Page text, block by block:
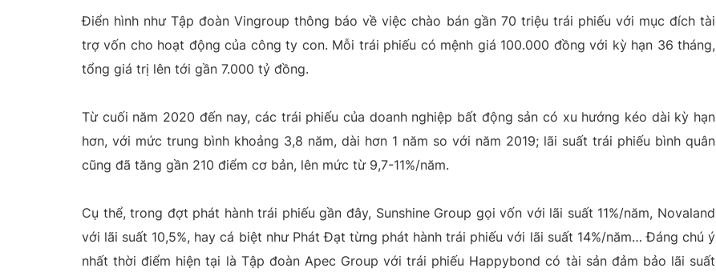
Điển hình như Tập đoàn Vingroup thông báo về việc chào bán gần 70 triệu trái phiếu với mục đích tài
trợ vốn cho hoạt động của công ty con. Mỗi trái phiếu có mệnh giá 100.000 đồng với kỳ hạn 36 tháng,
tổng giá trị lên tới gần 7.000 tỷ đồng.
Từ cuối năm 2020 đến nay, các trái phiếu của doanh nghiệp bất động sản có xu hướng kéo dài kỳ hạn
hơn, với mức trung bình khoảng 3,8 năm, dài hơn 1 năm so với năm 2019; lãi suất trái phiếu bình quân
cũng đã tăng gần 210 điểm cơ bản, lên mức từ 9,7-11%/năm.
Cụ thể, trong đợt phát hành trái phiếu gần đây, Sunshine Group gọi vốn với lãi suất 11%/năm, Novaland
với lãi suất 10,5%, hay cá biệt như Phát Đạt từng phát hành trái phiếu với lãi suất 14%/năm… Đáng chú ý
nhất thời điểm hiện tại là Tập đoàn Apec Group với trái phiếu Happybond có tài sản đảm bảo lãi suất